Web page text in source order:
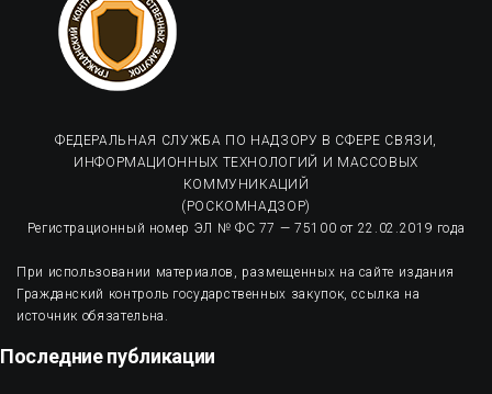
ФЕДЕРАЛЬНАЯ СЛУЖБА ПО НАДЗОРУ В СФЕРЕ СВЯЗИ,
ИНФОРМАЦИОННЫХ ТЕХНОЛОГИЙ И МАССОВЫХ
КОММУНИКАЦИЙ
(РОСКОМНАДЗОР)
Регистрационный номер ЭЛ № ФС 77 — 75100 от 22.02.2019 года
При использовании материалов, размещенных на сайте издания
Гражданский контроль государственных закупок, ссылка на
источник обязательна.
Последние публикации